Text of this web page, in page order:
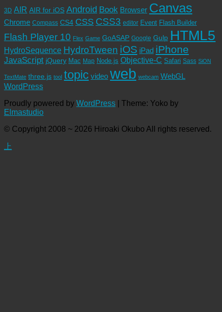
3D AIR AIR for iOS Android Book Browser Canvas
Chrome Compass CS4 CSS CSS3 editor Event Flash Builder
Flash Player 10 Flex Game GoASAP Google Gulp HTML5
HydroSequence HydroTween iOS iPad iPhone
JavaScript jQuery Mac Map Node.js Objective-C Safari Sass SiON
TextMate three.js tool topic video web webcam WebGL
WordPress
Proudly powered by WordPress
Theme: Yoko by
Elmastudio
© Copyright 2008 ~ 2026 Hiroaki Okubo All rights reserved.
上